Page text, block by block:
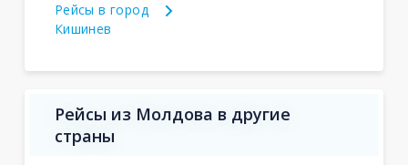
Рейсы в город
Кишинев
Рейсы из Молдова в другие
страны